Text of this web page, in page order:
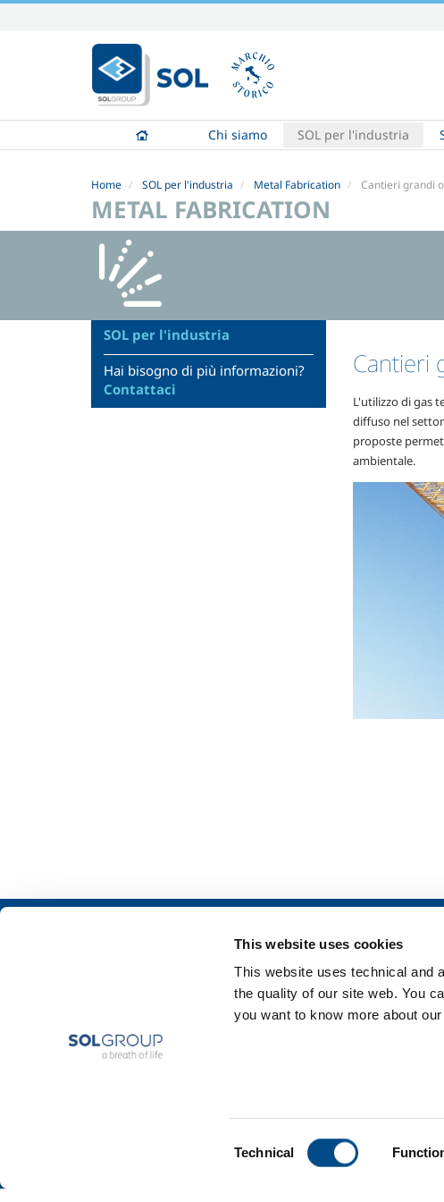
This website uses cookies
This website uses technical and
the quality of our site web. You
you want to know more about
Technical
contenuti.
|
Salta
navigazione
Chi siamo SOL per l'industria
Home SOL per l'industria Metal Fabrication Cantieri grandi
METAL FABRICATION
Cantieri
L'utilizzo di gas
diffuso nel
proposte
ambientale.
SOL per l'industria
Hai bisogno di più informazioni?
Contattaci
Sicurezza, ambiente e qualità
Food & Beverage
Metal Production
Metal Fabrication
Chemistry & Pharma